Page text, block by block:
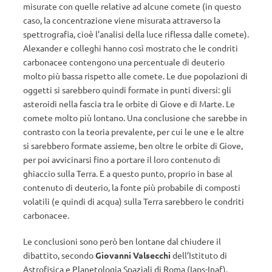
misurate con quelle relative ad alcune comete (in questo
caso, la concentrazione viene misurata attraverso la
spettrografia, cioè l’analisi della luce riflessa dalle comete).
Alexander e colleghi hanno così mostrato che le condriti
carbonacee contengono una percentuale di deuterio
molto più bassa rispetto alle comete. Le due popolazioni di
oggetti si sarebbero quindi formate in punti diversi: gli
asteroidi nella fascia tra le orbite di Giove e di Marte. Le
comete molto più lontano. Una conclusione che sarebbe in
contrasto con la teoria prevalente, per cui le une e le altre
si sarebbero formate assieme, ben oltre le orbite di Giove,
per poi avvicinarsi fino a portare il loro contenuto di
ghiaccio sulla Terra. E a questo punto, proprio in base al
contenuto di deuterio, la fonte più probabile di composti
volatili (e quindi di acqua) sulla Terra sarebbero le condriti
carbonacee.
Le conclusioni sono però ben lontane dal chiudere il
dibattito, secondoGiovanni Valsecchi dell’Istituto di
Astrofisica e Planetologia Spaziali di Roma (Iaps-Inaf).